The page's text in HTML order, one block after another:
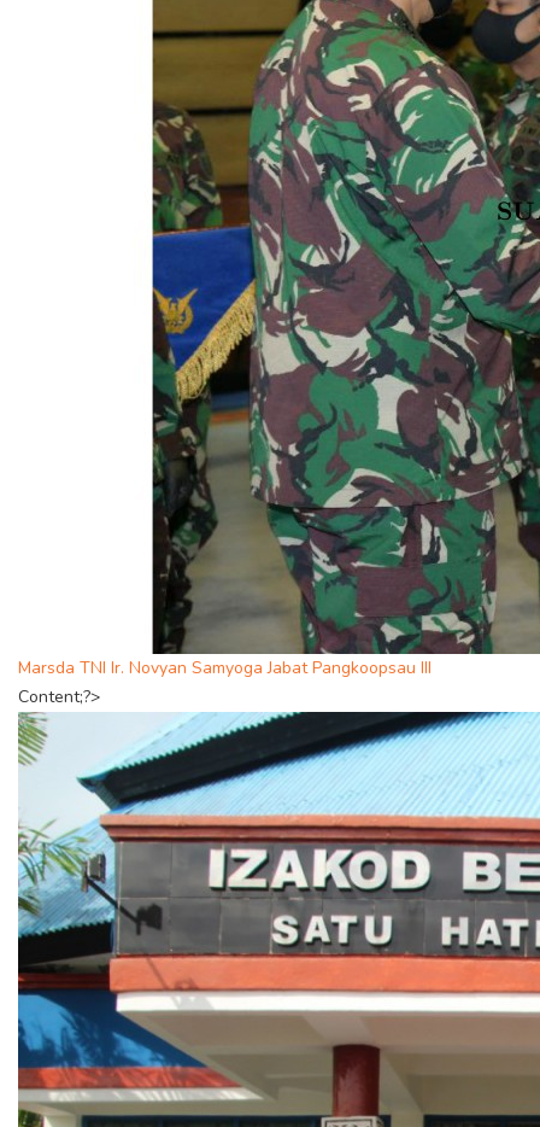
Marsda TNI Ir. Novyan Samyoga Jabat Pangkoopsau III
Content;?>